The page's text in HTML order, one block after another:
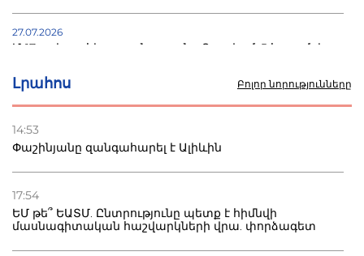
Լրահոս Բոլոր նորությունները
14:53
Փաշինյանը զանգահարել է Ալիևին
17:54
ԵՄ թե՞ ԵԱՏՄ. Ընտրությունը պետք է հիմնվի
մասնագիտական հաշվարկների վրա. փորձագետ
27.07.2026
Մ-17 աշխարհի առաջնությունը Բաքվում. 5 հայ ըմբիշ
22.07.2026
տուժածներ կան
21.07.2026
Դատվածություն ունեցող միգրանտներին կարգելվի
բնակվել Ռուսաստանում
20.07.2026